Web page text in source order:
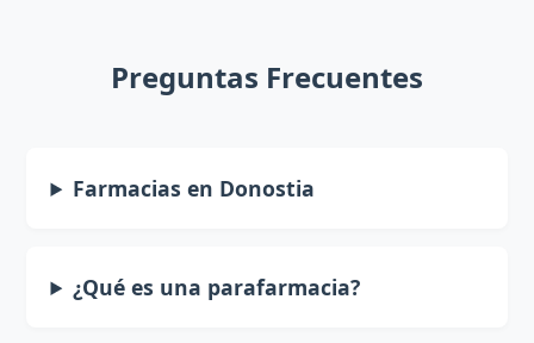
Preguntas Frecuentes
Farmacias en Donostia
¿Qué es una parafarmacia?